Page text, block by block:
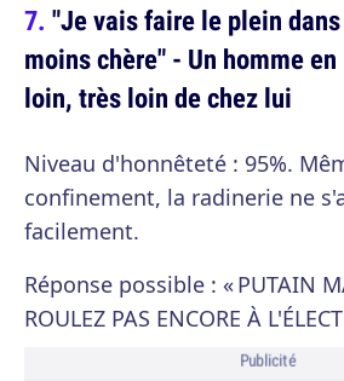
"Je vais faire le plein
moins chère" - Un homme
loin, très loin de chez lui
Niveau d'honnêteté : 95%.
confinement, la radinerie ne
facilement.
Réponse possible : « PUTAIN
ROULEZ PAS ENCORE À
Publicité